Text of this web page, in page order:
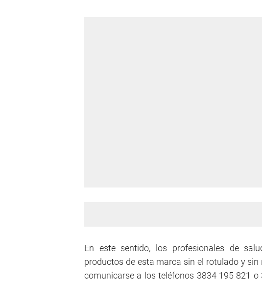
En este sentido, los profesionales de
productos de esta marca sin el rotulado y
comunicarse a los teléfonos 3834 195 821